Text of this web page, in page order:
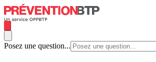
Posez une question...